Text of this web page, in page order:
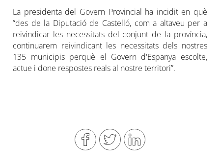
La presidenta del Govern Provincial ha incidit en què
“des de la Diputació de Castelló, com a altaveu per a
reivindicar les necessitats del conjunt de la província,
continuarem reivindicant les necessitats dels nostres
135 municipis perquè el Govern d'Espanya escolte,
actue i done respostes reals al nostre territori”.